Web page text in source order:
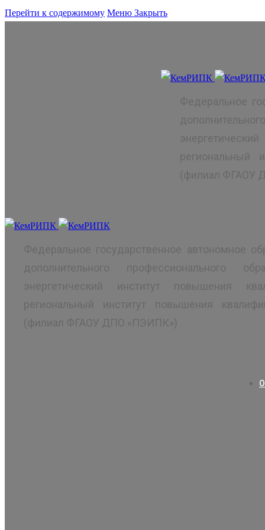
Перейти к содержимому Меню Закрыть
Федеральное
(филиал ФГАОУ
Федеральное государственное автономное
дополнительного профессионального
энергетический институт повышения
региональный институт повышения
(филиал ФГАОУ ДПО «ПЭИПК»)